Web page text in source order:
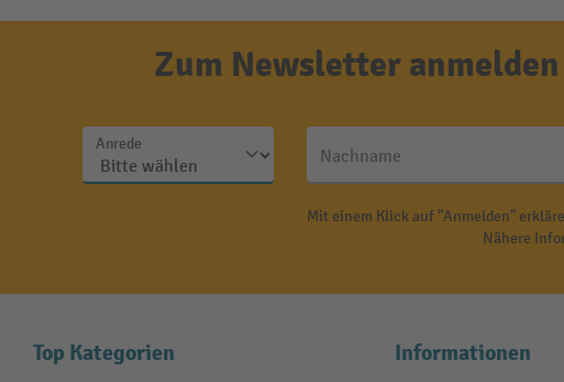
Zum Newsletter
Anrede
Nachname
Mit einem Klick auf "Anmelden"
Nähere
Top Kategorien Informationen